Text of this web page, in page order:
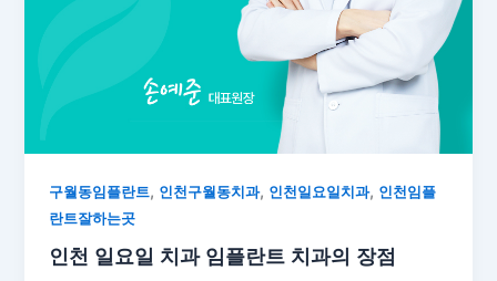
구월동임플란트, 인천구월동치과, 인천일요일치과, 인천임플
란트잘하는곳
인천 일요일 치과 임플란트 치과의 장점